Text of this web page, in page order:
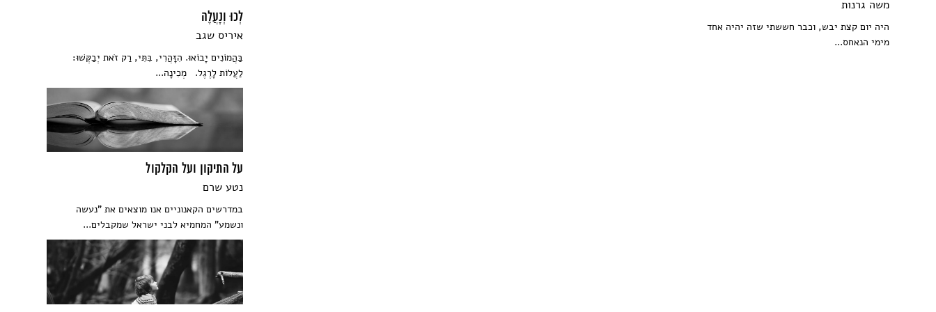
לְכוּ וְנָעֲלֶה
איריס שגב
בַּהֲמוֹנִים יָבוֹאוּ. הִזָּהֲרִי, בִּתִּי, רַק זֹאת יְבַקְּשׁוּ:
לַעֲלוֹת לָרֶגֶל. מְכִינָה...
על התיקון ועל הקלקול
נטע שרם
במדרשים הקאנוניים אנו מוצאים את "נעשה
ונשמע" המחמיא לבני ישראל שמקבלים...
משה גרנות
היה יום קצת יבש, וכבר חששתי שזה יהיה אחד
מימי הנאחס...